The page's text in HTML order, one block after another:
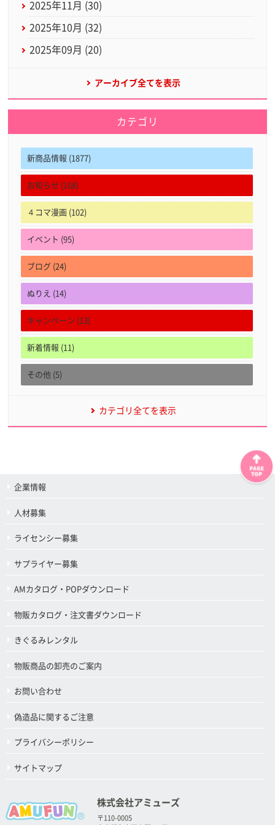
2025年11月 (30)
2025年10月 (32)
2025年09月 (20)
アーカイブ全てを表示
カテゴリ
新商品情報 (1877)
お知らせ (168)
４コマ漫画 (102)
イベント (95)
ブログ (24)
ぬりえ (14)
キャンペーン (13)
新着情報 (11)
その他 (5)
カテゴリ全てを表示
企業情報
人材募集
ライセンシー募集
サプライヤー募集
AMカタログ・POPダウンロード
物販カタログ・注文書ダウンロード
きぐるみレンタル
物販商品の卸売のご案内
お問い合わせ
偽造品に関するご注意
プライバシーポリシー
サイトマップ
株式会社アミューズ
〒110-0005